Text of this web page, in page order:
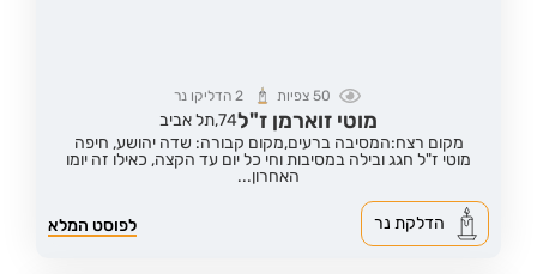
50 צפיות 2 הדליקו נר
מוטי זוארמן ז"ל74,תל אביב
מקום רצח:המסיבה ברעים,מקום קבורה: שדה יהושע, חיפה
מוטי ז"ל חגג ובילה במסיבות וחי כל יום עד הקצה, כאילו זה יומו
האחרון...
לפוסט המלא הדלקת נר